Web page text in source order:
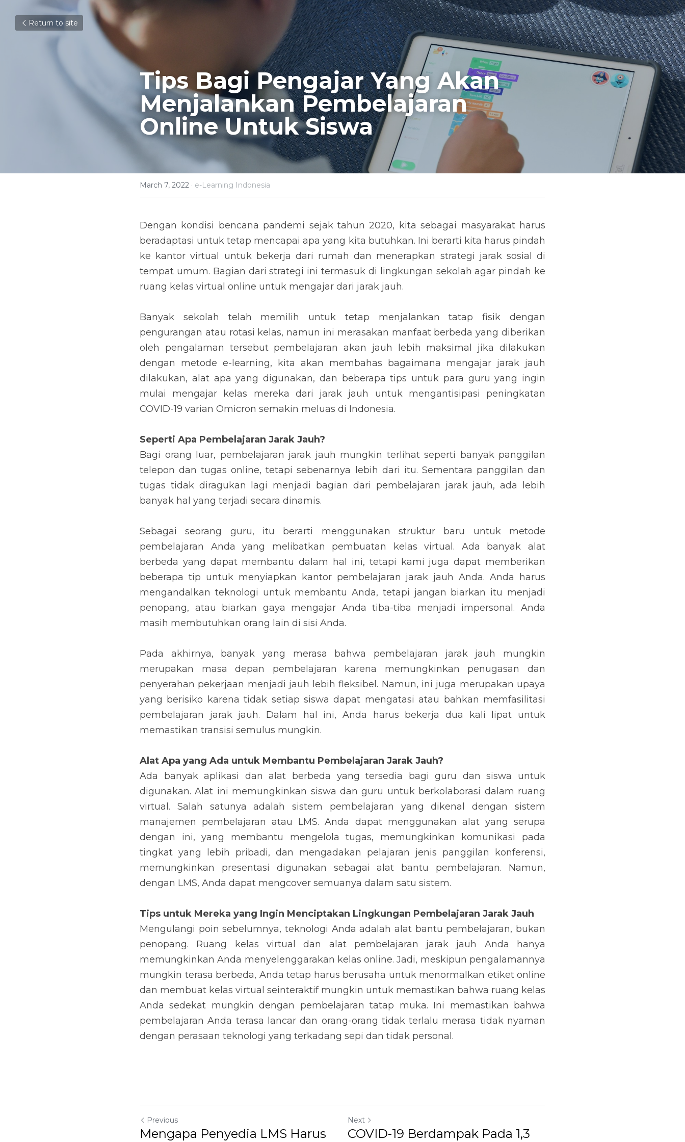
Return to site
Tips Bagi Pengajar Yang Akan
Menjalankan Pembelajaran
Online Untuk Siswa
March 7, 2022 · e-Learning Indonesia
Dengan kondisi bencana pandemi sejak tahun 2020, kita sebagai masyarakat harus
beradaptasi untuk tetap mencapai apa yang kita butuhkan. Ini berarti kita harus pindah
ke kantor virtual untuk bekerja dari rumah dan menerapkan strategi jarak sosial di
tempat umum. Bagian dari strategi ini termasuk di lingkungan sekolah agar pindah ke
ruang kelas virtual online untuk mengajar dari jarak jauh.
Banyak sekolah telah memilih untuk tetap menjalankan tatap fisik dengan
pengurangan atau rotasi kelas, namun ini merasakan manfaat berbeda yang diberikan
oleh pengalaman tersebut pembelajaran akan jauh lebih maksimal jika dilakukan
dengan metode e-learning, kita akan membahas bagaimana mengajar jarak jauh
dilakukan, alat apa yang digunakan, dan beberapa tips untuk para guru yang ingin
mulai mengajar kelas mereka dari jarak jauh untuk mengantisipasi peningkatan
COVID-19 varian Omicron semakin meluas di Indonesia.
Seperti Apa Pembelajaran Jarak Jauh?
Bagi orang luar, pembelajaran jarak jauh mungkin terlihat seperti banyak panggilan
telepon dan tugas online, tetapi sebenarnya lebih dari itu. Sementara panggilan dan
tugas tidak diragukan lagi menjadi bagian dari pembelajaran jarak jauh, ada lebih
banyak hal yang terjadi secara dinamis.
Sebagai seorang guru, itu berarti menggunakan struktur baru untuk metode
pembelajaran Anda yang melibatkan pembuatan kelas virtual. Ada banyak alat
berbeda yang dapat membantu dalam hal ini, tetapi kami juga dapat memberikan
beberapa tip untuk menyiapkan kantor pembelajaran jarak jauh Anda. Anda harus
mengandalkan teknologi untuk membantu Anda, tetapi jangan biarkan itu menjadi
penopang, atau biarkan gaya mengajar Anda tiba-tiba menjadi impersonal. Anda
masih membutuhkan orang lain di sisi Anda.
Pada akhirnya, banyak yang merasa bahwa pembelajaran jarak jauh mungkin
merupakan masa depan pembelajaran karena memungkinkan penugasan dan
penyerahan pekerjaan menjadi jauh lebih fleksibel. Namun, ini juga merupakan upaya
yang berisiko karena tidak setiap siswa dapat mengatasi atau bahkan memfasilitasi
pembelajaran jarak jauh. Dalam hal ini, Anda harus bekerja dua kali lipat untuk
memastikan transisi semulus mungkin.
Alat Apa yang Ada untuk Membantu Pembelajaran Jarak Jauh?
Ada banyak aplikasi dan alat berbeda yang tersedia bagi guru dan siswa untuk
digunakan. Alat ini memungkinkan siswa dan guru untuk berkolaborasi dalam ruang
virtual. Salah satunya adalah sistem pembelajaran yang dikenal dengan sistem
manajemen pembelajaran atau LMS. Anda dapat menggunakan alat yang serupa
dengan ini, yang membantu mengelola tugas, memungkinkan komunikasi pada
tingkat yang lebih pribadi, dan mengadakan pelajaran jenis panggilan konferensi,
memungkinkan presentasi digunakan sebagai alat bantu pembelajaran. Namun,
dengan LMS, Anda dapat mengcover semuanya dalam satu sistem.
Tips untuk Mereka yang Ingin Menciptakan Lingkungan Pembelajaran Jarak Jauh
Mengulangi poin sebelumnya, teknologi Anda adalah alat bantu pembelajaran, bukan
penopang. Ruang kelas virtual dan alat pembelajaran jarak jauh Anda hanya
memungkinkan Anda menyelenggarakan kelas online. Jadi, meskipun pengalamannya
mungkin terasa berbeda, Anda tetap harus berusaha untuk menormalkan etiket online
dan membuat kelas virtual seinteraktif mungkin untuk memastikan bahwa ruang kelas
Anda sedekat mungkin dengan pembelajaran tatap muka. Ini memastikan bahwa
pembelajaran Anda terasa lancar dan orang-orang tidak terlalu merasa tidak nyaman
dengan perasaan teknologi yang terkadang sepi dan tidak personal.
Previous
Mengapa Penyedia LMS Harus
Next
COVID-19 Berdampak Pada 1,3